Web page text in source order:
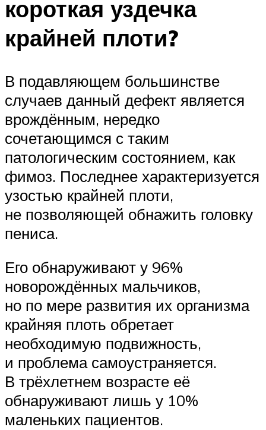
короткая уздечка
крайней плоти?
В подавляющем большинстве
случаев данный дефект является
врождённым, нередко
сочетающимся с таким
патологическим состоянием, как
фимоз. Последнее характеризуется
узостью крайней плоти,
не позволяющей обнажить головку
пениса.
Его обнаруживают у 96%
новорождённых мальчиков,
но по мере развития их организма
крайняя плоть обретает
необходимую подвижность,
и проблема самоустраняется.
В трёхлетнем возрасте её
обнаруживают лишь у 10%
маленьких пациентов.